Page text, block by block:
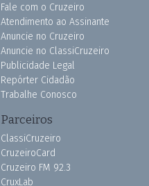
Fale com o Cruzeiro
Atendimento ao Assinante
Anuncie no Cruzeiro
Anuncie no ClassiCruzeiro
Publicidade Legal
Repórter Cidadão
Trabalhe Conosco
Parceiros
ClassiCruzeiro
CruzeiroCard
Cruzeiro FM 92.3
CruxLab